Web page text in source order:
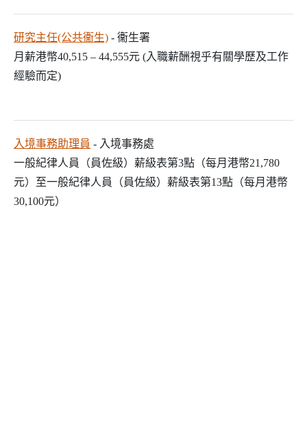
研究主任(公共衞生) - 衞生署
月薪港幣40,515 – 44,555元 (入職薪酬視乎有關學歷及工作
經驗而定)
入境事務助理員 - 入境事務處
一般紀律人員（員佐級）薪級表第3點（每月港幣21,780
元）至一般紀律人員（員佐級）薪級表第13點（每月港幣
30,100元）